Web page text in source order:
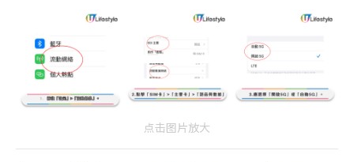
点击图片放大